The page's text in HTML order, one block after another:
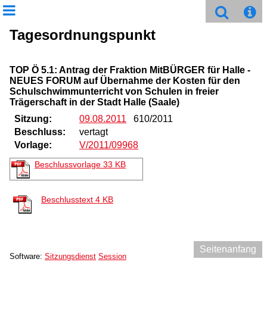
Tagesordnungspunkt
TOP Ö 5.1: Antrag der Fraktion MitBÜRGER für Halle -
NEUES FORUM auf Übernahme der Kosten für den
Schulschwimmunterricht von Schulen in freier
Trägerschaft in der Stadt Halle (Saale)
Sitzung:
09.08.2011 610/2011
Beschluss:
vertagt
Vorlage:
V/2011/09968
Beschlussvorlage 33 KB
Beschlusstext 4 KB
Seitenanfang
Software: Sitzungsdienst Session